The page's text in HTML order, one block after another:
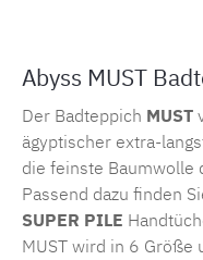
Abyss MUST
Der Badteppich MUST
ägyptischer extra-
die feinste Baumwolle
Passend dazu finden
SUPER PILE
MUST wird in 6 Größe